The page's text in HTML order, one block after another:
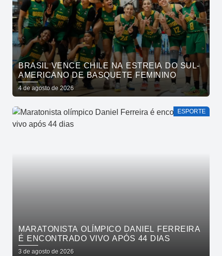
BRASIL VENCE CHILE NA ESTREIA DO SUL-
AMERICANO DE BASQUETE FEMININO
4 de agosto de 2026
ESPORTE
MARATONISTA OLÍMPICO DANIEL FERREIRA
É ENCONTRADO VIVO APÓS 44 DIAS
3 de agosto de 2026